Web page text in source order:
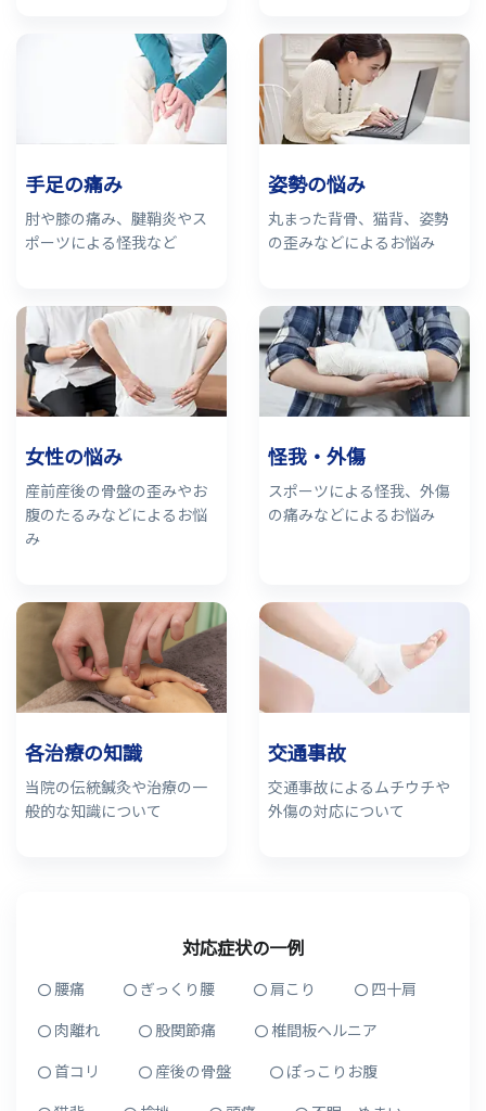
手足の痛み
肘や膝の痛み、腱鞘炎やス
ポーツによる怪我など
姿勢の悩み
丸まった背骨、猫背、姿勢
の歪みなどによるお悩み
女性の悩み
産前産後の骨盤の歪みやお
腹のたるみなどによるお悩
み
怪我・外傷
スポーツによる怪我、外傷
の痛みなどによるお悩み
各治療の知識
当院の伝統鍼灸や治療の一
般的な知識について
交通事故
交通事故によるムチウチや
外傷の対応について
対応症状の一例
腰痛 ぎっくり腰 肩こり
四十肩
肉離れ
股関節痛
椎間板ヘルニア
首コリ
産後の骨盤
ぽっこりお腹